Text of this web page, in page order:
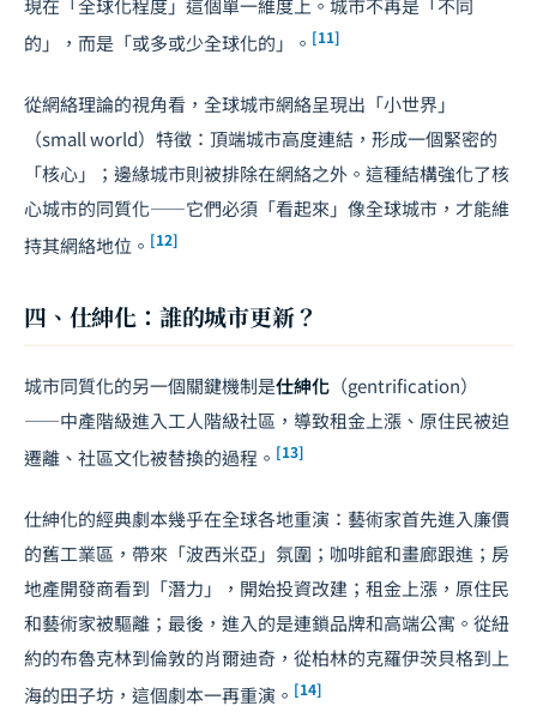
現在「全球化程度」這個單一維度上。城市不再是「不同
的」，而是「或多或少全球化的」。 [11]
從網絡理論的視角看，全球城市網絡呈現出「小世界」
（small world）特徵：頂端城市高度連結，形成一個緊密的
「核心」；邊緣城市則被排除在網絡之外。這種結構強化了核
心城市的同質化——它們必須「看起來」像全球城市，才能維
持其網絡地位。 [12]
四、仕紳化：誰的城市更新？
城市同質化的另一個關鍵機制是仕紳化 （gentrification）
——中產階級進入工人階級社區，導致租金上漲、原住民被迫
遷離、社區文化被替換的過程。 [13]
仕紳化的經典劇本幾乎在全球各地重演：藝術家首先進入廉價
的舊工業區，帶來「波西米亞」氛圍；咖啡館和畫廊跟進；房
地產開發商看到「潛力」，開始投資改建；租金上漲，原住民
和藝術家被驅離；最後，進入的是連鎖品牌和高端公寓。從紐
約的布魯克林到倫敦的肖爾迪奇，從柏林的克羅伊茨貝格到上
海的田子坊，這個劇本一再重演。 [14]